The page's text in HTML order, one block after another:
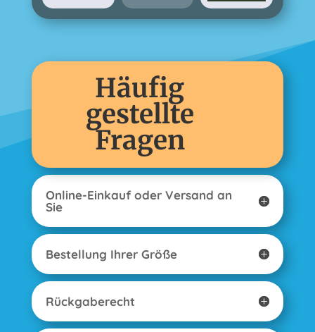
Häufig
gestellte
Fragen
Online-Einkauf oder Versand an
Sie
Bestellung Ihrer Größe
Rückgaberecht